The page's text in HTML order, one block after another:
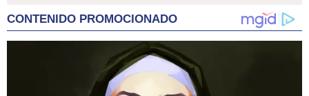
CONTENIDO PROMOCIONADO